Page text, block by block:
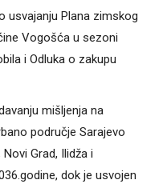
usvajanju Plana zimskog
Vogošća u sezoni
i Odluka o zakupu
mišljenja na
područje Sarajevo
Grad, Ilidža i
dok je usvojen